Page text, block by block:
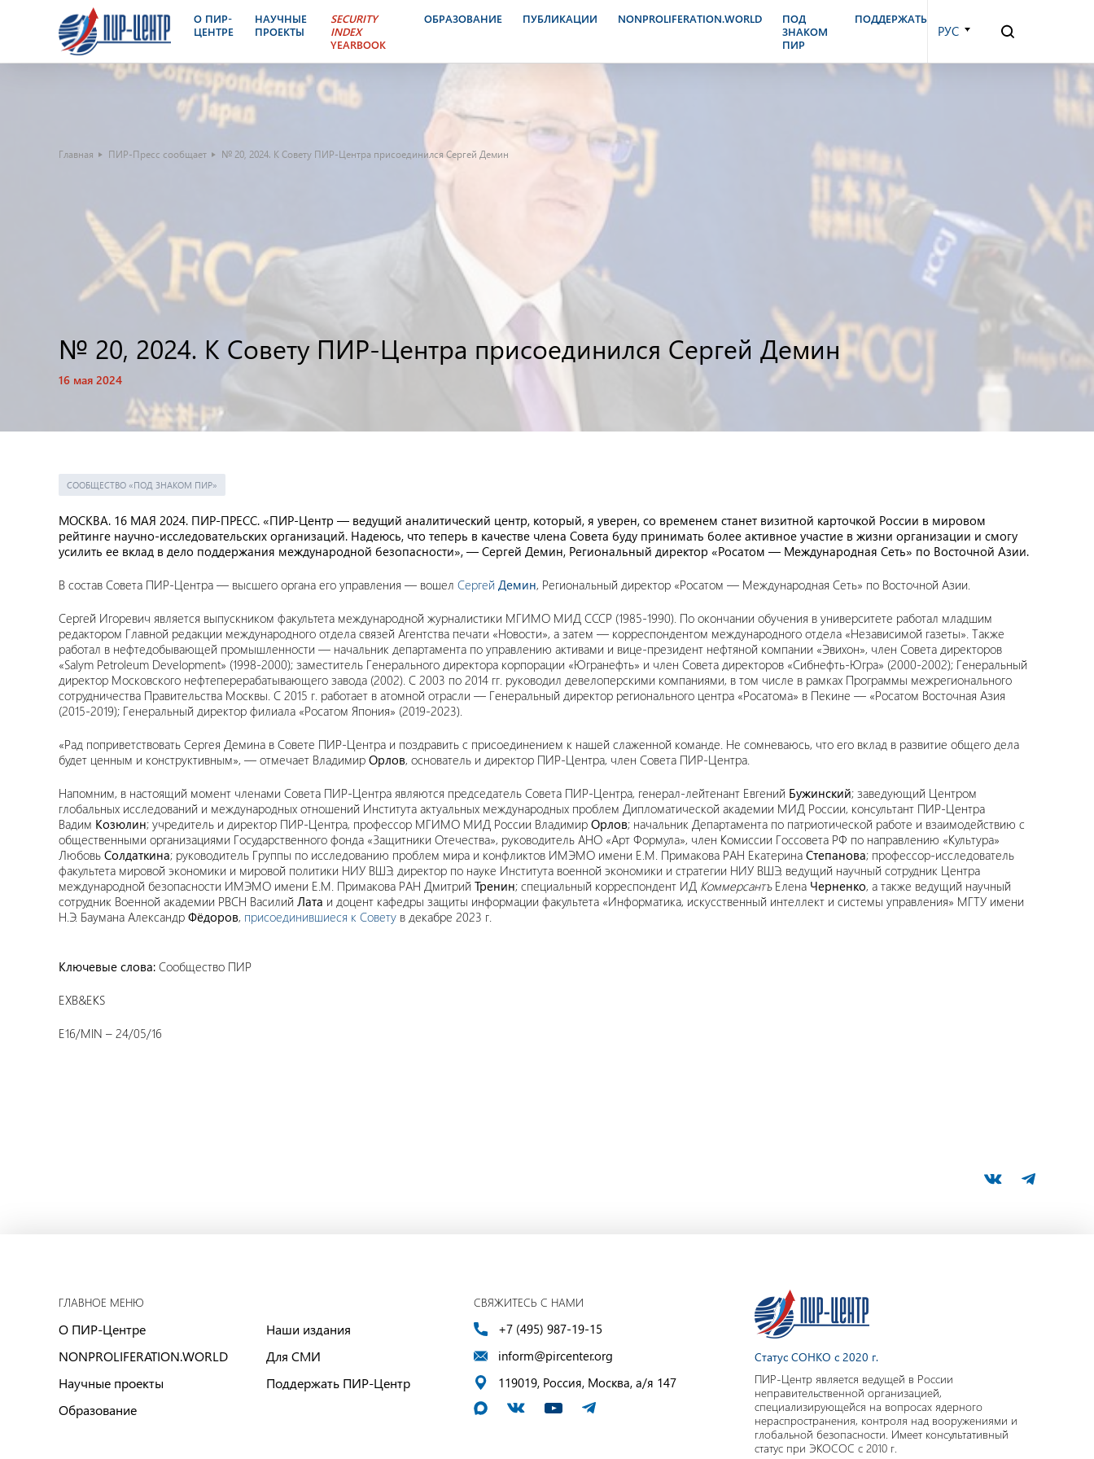
О ПИР-
ЦЕНТРЕ
НАУЧНЫЕ
ПРОЕКТЫ
SECURITY
INDEX
YEARBOOK
ОБРАЗОВАНИЕ ПУБЛИКАЦИИ NONPROLIFERATION.WORLD
ПОД
ЗНАКОМ
ПИР
ПОДДЕРЖАТЬ
РУС
Главная ПИР-Пресс сообщает № 20, 2024. К Совету ПИР-Центра присоединился Сергей Демин
№ 20, 2024. К Совету ПИР-Центра присоединился Сергей Демин
16 мая 2024
СООБЩЕСТВО «ПОД ЗНАКОМ ПИР»
МОСКВА. 16 МАЯ 2024. ПИР-ПРЕСС. «ПИР-Центр — ведущий аналитический центр, который, я уверен, со временем станет визитной карточкой России в мировом
рейтинге научно-исследовательских организаций. Надеюсь, что теперь в качестве члена Совета буду принимать более активное участие в жизни организации и смогу
усилить ее вклад в дело поддержания международной безопасности», — Сергей Демин, Региональный директор «Росатом — Международная Сеть» по Восточной Азии.
В состав Совета ПИР-Центра — высшего органа его управления — вошел Сергей Демин, Региональный директор «Росатом — Международная Сеть» по Восточной Азии.
Сергей Игоревич является выпускником факультета международной журналистики МГИМО МИД СССР (1985-1990). По окончании обучения в университете работал младшим
редактором Главной редакции международного отдела связей Агентства печати «Новости», а затем — корреспондентом международного отдела «Независимой газеты». Также
работал в нефтедобывающей промышленности — начальник департамента по управлению активами и вице-президент нефтяной компании «Эвихон», член Совета директоров
«Salym Petroleum Development» (1998-2000); заместитель Генерального директора корпорации «Югранефть» и член Совета директоров «Сибнефть-Югра» (2000-2002); Генеральный
директор Московского нефтеперерабатывающего завода (2002). С 2003 по 2014 гг. руководил девелоперскими компаниями, в том числе в рамках Программы межрегионального
сотрудничества Правительства Москвы. С 2015 г. работает в атомной отрасли — Генеральный директор регионального центра «Росатома» в Пекине — «Росатом Восточная Азия
(2015-2019); Генеральный директор филиала «Росатом Япония» (2019-2023).
«Рад поприветствовать Сергея Демина в Совете ПИР-Центра и поздравить с присоединением к нашей слаженной команде. Не сомневаюсь, что его вклад в развитие общего дела
будет ценным и конструктивным», — отмечает Владимир Орлов, основатель и директор ПИР-Центра, член Совета ПИР-Центра.
Напомним, в настоящий момент членами Совета ПИР-Центра являются председатель Совета ПИР-Центра, генерал-лейтенант Евгений Бужинский; заведующий Центром
глобальных исследований и международных отношений Института актуальных международных проблем Дипломатической академии МИД России, консультант ПИР-Центра
Вадим Козюлин; учредитель и директор ПИР-Центра, профессор МГИМО МИД России Владимир Орлов; начальник Департамента по патриотической работе и взаимодействию с
общественными организациями Государственного фонда «Защитники Отечества», руководитель АНО «Арт Формула», член Комиссии Госсовета РФ по направлению «Культура»
Любовь Солдаткина; руководитель Группы по исследованию проблем мира и конфликтов ИМЭМО имени Е.М. Примакова РАН Екатерина Степанова; профессор-исследователь
факультета мировой экономики и мировой политики НИУ ВШЭ, директор по науке Института военной экономики и стратегии НИУ ВШЭ, ведущий научный сотрудник Центра
международной безопасности ИМЭМО имени Е.М. Примакова РАН Дмитрий Тренин; специальный корреспондент ИД Коммерсантъ Елена Черненко, а также ведущий научный
сотрудник Военной академии РВСН Василий Лата и доцент кафедры защиты информации факультета «Информатика, искусственный интеллект и системы управления» МГТУ имени
Н.Э. Баумана Александр Фёдоров, присоединившиеся к Совету в декабре 2023 г.
Ключевые слова: Сообщество ПИР
EXB&EKS
E16/MIN – 24/05/16
ГЛАВНОЕ МЕНЮ
О ПИР-Центре
NONPROLIFERATION.WORLD
Научные проекты
Образование
Наши издания
Для СМИ
Поддержать ПИР-Центр
СВЯЖИТЕСЬ С НАМИ
+7 (495) 987-19-15
inform@pircenter.org
119019, Россия, Москва, а/я 147
Статус СОНКО с 2020 г.
ПИР-Центр является ведущей в России
неправительственной организацией,
специализирующейся на вопросах ядерного
нераспространения, контроля над вооружениями и
глобальной безопасности. Имеет консультативный
статус при ЭКОСОС с 2010 г.